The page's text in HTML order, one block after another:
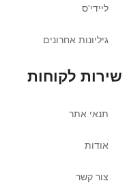
ליידי'ס
גיליונות אחרונים
שירות לקוחות
תנאי אתר
אודות
צור קשר